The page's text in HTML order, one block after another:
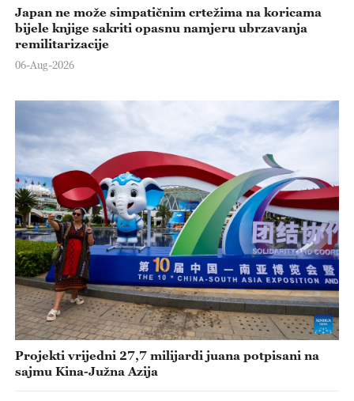
Japan ne može simpatičnim crtežima na koricama
bijele knjige sakriti opasnu namjeru ubrzavanja
remilitarizacije
06-Aug-2026
Projekti vrijedni 27,7 milijardi juana potpisani na
sajmu Kina-Južna Azija